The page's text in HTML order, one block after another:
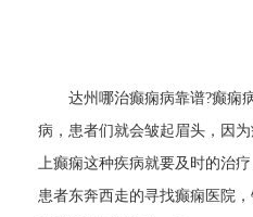
达州哪治癫痫病靠谱?癫痫
病，患者们就会皱起眉头，因
上癫痫这种疾病就要及时的治
患者东奔西走的寻找癫痫医院